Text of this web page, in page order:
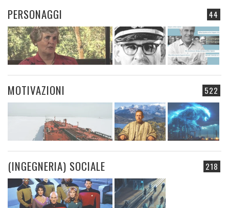
44
PERSONAGGI
522
MOTIVAZIONI
218
(INGEGNERIA) SOCIALE